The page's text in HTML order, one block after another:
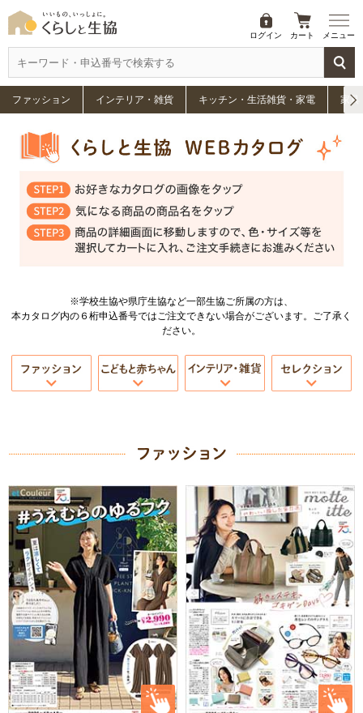
ログイン カート メニュー
ファッション インテリア・雑貨 キッチン・生活雑貨・家電 家具
※学校生協や県庁生協など一部生協ご所属の方は、
本カタログ内の６桁申込番号ではご注文できない場合がございます。ご了承く
ださい。